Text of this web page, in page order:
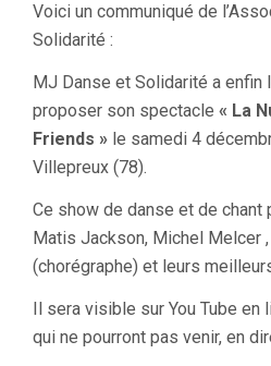
Voici un communiqué de
Solidarité :
MJ Danse et Solidarité a enfin
proposer son spectacle « La
Friends » le samedi 4
Villepreux (78).
Ce show de danse et de
Matis Jackson, Michel Melcer
(chorégraphe) et leurs
Il sera visible sur You Tube en
qui ne pourront pas venir, en